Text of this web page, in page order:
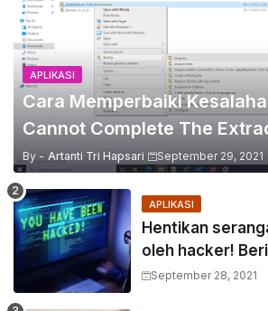
APLIKASI
Cara Memperbaiki
Cannot Complete The
By - Artanti Tri Hapsari September 29, 2021
APLIKASI
Hentikan
oleh hacker!
cara
September 28, 2021